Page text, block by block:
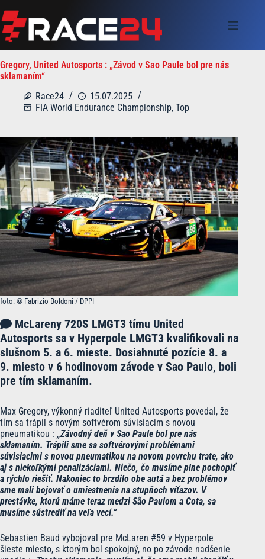
to
content
Gregory, United Autosports : „Závod v Sao Paule bol pre nás
sklamaním“
Race24
15.07.2025
FIA World Endurance Championship, Top
foto: © Fabrizio Boldoni / DPPI
McLareny 720S LMGT3 tímu United
Autosports sa v Hyperpole LMGT3 kvalifikovali na
slušnom 5. a 6. mieste. Dosiahnuté pozície 8. a
9. miesto v 6 hodinovom závode v Sao Paulo, boli
pre tím sklamaním.
Max Gregory, výkonný riaditeľ United Autosports povedal, že
tím sa trápil s novým softvérom súvisiacim s novou
pneumatikou : „Závodný deň v Sao Paule bol pre nás
sklamaním. Trápili sme sa softvérovými problémami
súvisiacimi s novou pneumatikou na novom povrchu trate, ako
aj s niekoľkými penalizáciami. Niečo, čo musíme plne pochopiť
a rýchlo riešiť. Nakoniec to brzdilo obe autá a bez problémov
sme mali bojovať o umiestnenia na stupňoch víťazov. V
prestávke, ktorú máme teraz medzi São Paulom a Cota, sa
musíme sústrediť na veľa vecí.“
Sebastien Baud vybojoval pre McLaren #59 v Hyperpole
šieste miesto, s ktorým bol spokojný, no po závode nadšenie